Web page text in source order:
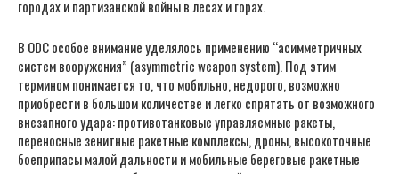
городах и партизанской войны в лесах и горах.
В ODC особое внимание уделялось применению “асимметричных
систем вооружения” (asymmetric weapon system). Под этим
термином понимается то, что мобильно, недорого, возможно
приобрести в большом количестве и легко спрятать от возможного
внезапного удара: противотанковые управляемные ракеты,
переносные зенитные ракетные комплексы, дроны, высокоточные
боеприпасы малой дальности и мобильные береговые ракетные